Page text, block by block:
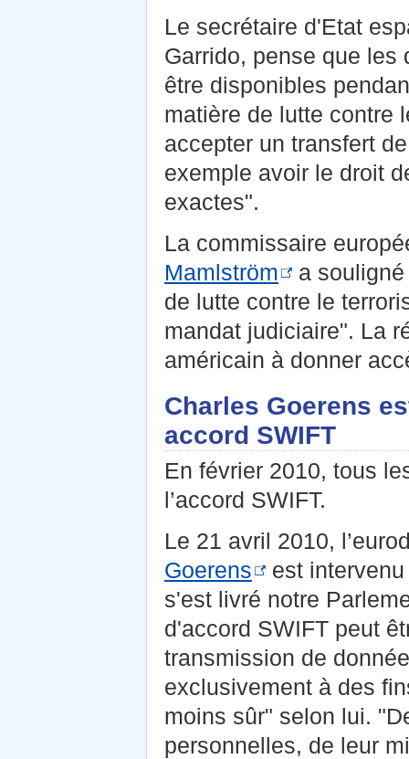
Le secrétaire d'Etat
Garrido, pense que les
être disponibles
matière de lutte contre
accepter un transfert
exemple avoir le droit
exactes".
La commissaire
Mamlström
a
de lutte contre le
mandat judiciaire". La
américain à donner
Charles Goerens
accord SWIFT
En février 2010, tous
l’accord SWIFT.
Le 21 avril 2010,
Goerens
est
s'est livré notre
d'accord SWIFT peut
transmission de
exclusivement à des
moins sûr" selon lui.
personnelles, de leur